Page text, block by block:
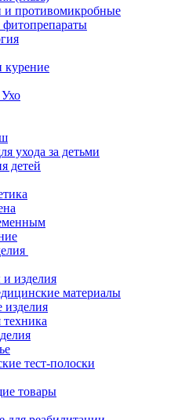
и противомикробные
фитопрепараты
курение
ухода за детьми
детей
изделия
материалы
тест-полоски
товары